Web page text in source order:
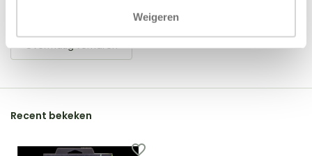
Weigeren
Overmatig verharen
Recent bekeken